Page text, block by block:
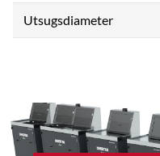
Utsugsdiameter